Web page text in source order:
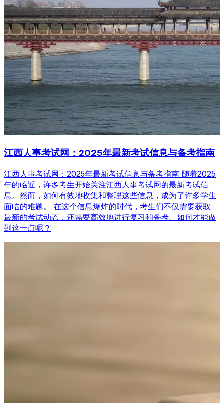
江西人事考试网：2025年最新考试信息与备考指南
江西人事考试网：2025年最新考试信息与备考指南 随着2025
年的临近，许多考生开始关注江西人事考试网的最新考试信
息。然而，如何有效地收集和整理这些信息，成为了许多学生
面临的难题。 在这个信息爆炸的时代，考生们不仅需要获取
最新的考试动态，还需要高效地进行复习和备考。如何才能做
到这一点呢？